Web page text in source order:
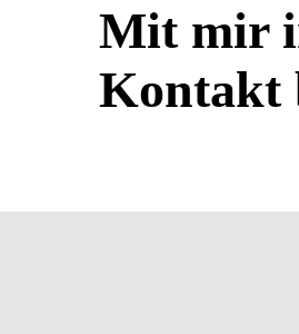
Mit mir
Kontakt